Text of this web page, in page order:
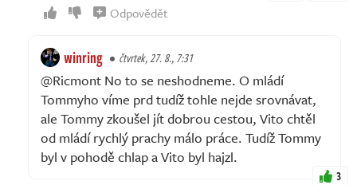
Odpovědět
winring čtvrtek, 27. 8., 7:31
@Ricmont No to se neshodneme. O mládí
Tommyho víme prd tudíž tohle nejde srovnávat,
ale Tommy zkoušel jít dobrou cestou, Vito chtěl
od mládí rychlý prachy málo práce. Tudíž Tommy
byl v pohodě chlap a Vito byl hajzl.
3